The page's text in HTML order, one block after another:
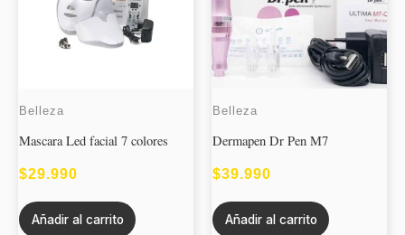
Belleza
Mascara Led facial 7 colores
$29.990
Añadir al carrito
Belleza
Dermapen Dr Pen M7
$39.990
Añadir al carrito